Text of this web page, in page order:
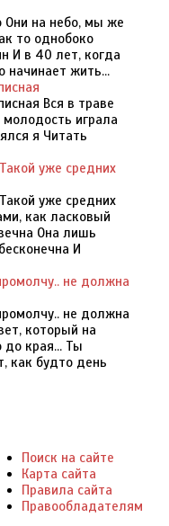
Они на небо, мы же
то однобоко
И в 40 лет, когда
начинает жить...
Вся в траве
играла
я Читать
уже средних
уже средних
как ласковый
Она лишь
И
не должна
не должна
который на
до края... Ты
как будто день
Поиск на сайте
Карта сайта
Правила сайта
Правообладателям